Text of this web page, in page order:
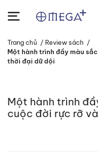
Trang chủ / Review sách /
Một hành trình đầy màu
thời đại dữ dội
Một hành trình
cuộc đời rực rỡ